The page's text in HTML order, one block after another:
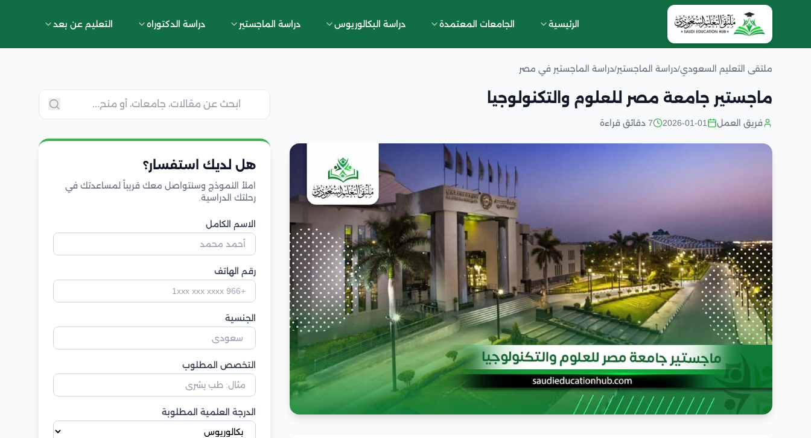
الرئيسية الجامعات المعتمدة دراسة البكالوريوس دراسة الماجستير دراسة الدكتوراه التعليم عن بعد
ملتقى التعليم السعودي/دراسة الماجستير/دراسة الماجستير في مصر
ماجستير جامعة مصر للعلوم والتكنولوجيا
فريق العمل 2026-01-01 7 دقائق قراءة
هل لديك استفسار؟
املأ النموذج وسنتواصل معك قريباً لمساعدتك في
رحلتك الدراسية.
الاسم الكامل
رقم الهاتف
الجنسية
التخصص المطلوب
الدرجة العلمية المطلوبة